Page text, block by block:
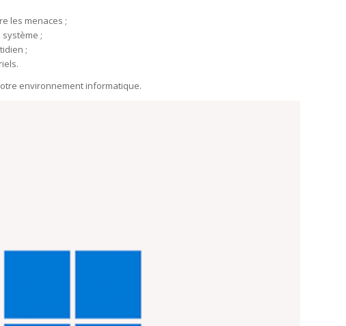
les menaces ;
;
;
environnement informatique.